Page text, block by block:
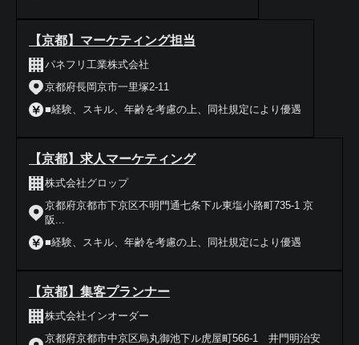
【京都】マーケティング担当
パネフリ工業株式会社
京都府長岡京市一里塚2-11
■経験、スキル、年齢を考慮の上、同社規定により優遇
【京都】求人マーケティング
株式会社グロップ
京都府京都市下京区不明門通七条下ル東塩小路町735-1 京
阪...
■経験、スキル、年齢を考慮の上、同社規定により優遇
【京都】集客プランナー
株式会社インオーダー
京都府京都市中京区烏丸御池下ル虎屋町566-1 井門明治安